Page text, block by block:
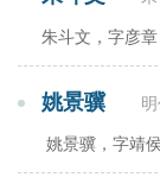
朱斗文，字彦
姚景骥
姚景骥，字靖